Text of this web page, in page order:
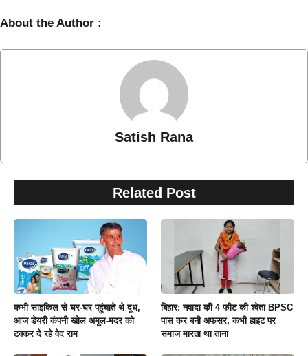
About the Author :
Satish Rana
Related Post
कभी साइकिल से घर-घर पहुंचाते थे दूध,
आज डेयरी कंपनी खोल अमूल-मदर को
टक्‍कर दे रहे वेद राम
बिहार: नवादा की 4 फीट की श्वेता BPSC
पास कर बनी अफसर, कभी हाइट पर
समाज मारता था ताना